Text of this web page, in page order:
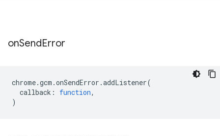
onSendError
chrome.gcm .onSendError .addListener(
callback : function,
)